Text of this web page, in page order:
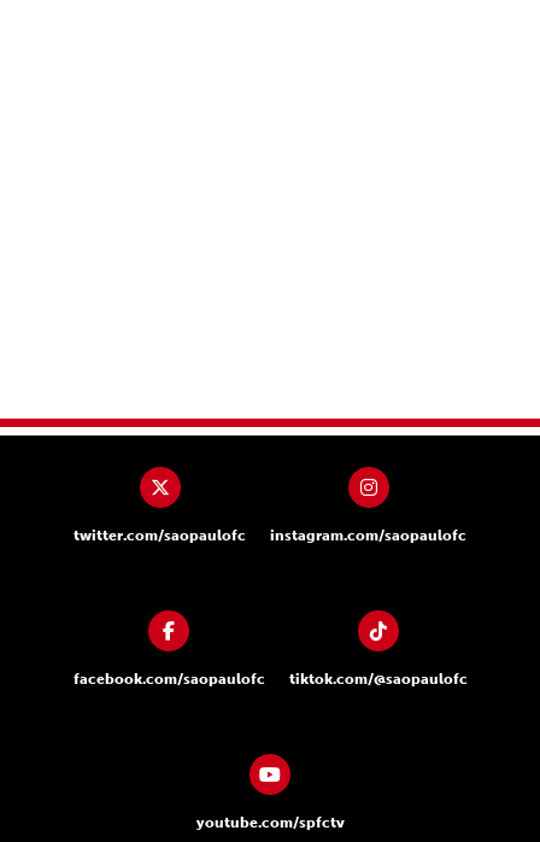
twitter.com/saopaulofc instagram.com/saopaulofc
facebook.com/saopaulofc tiktok.com/@saopaulofc
youtube.com/spfctv